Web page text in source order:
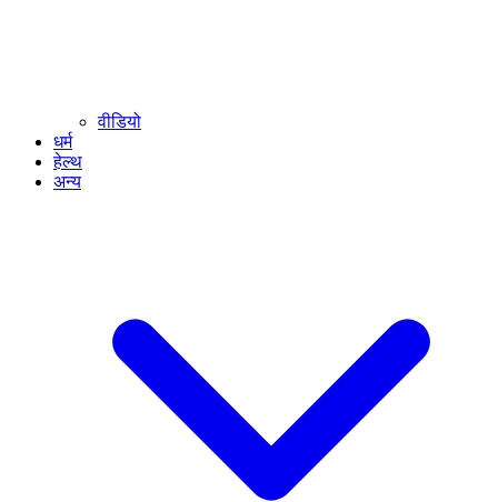
वीडियो
धर्म
हेल्थ
अन्य